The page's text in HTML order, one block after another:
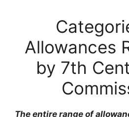
Allowances
by 7th
The entire range of